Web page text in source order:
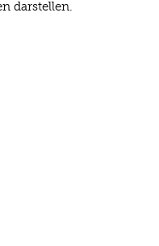
darstellen.